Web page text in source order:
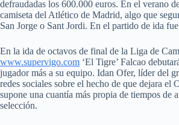
defraudadas los 600.000 euros. En el verano
camiseta del Atlético de Madrid, algo que
San Jorge o Sant Jordi. En el partido de ida
En la ida de octavos de final de la Liga de
www.supervigo.com ‘El Tigre’ Falcao
jugador más a su equipo. Idan Ofer, líder del
redes sociales sobre el hecho de que dejara
supone una cuantía más propia de tiempos de
selección.